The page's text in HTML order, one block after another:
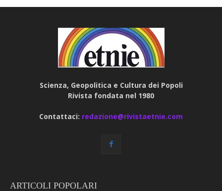
Scienza, Geopolitica e Cultura dei Popoli
Rivista fondata nel 1980
Contattaci: redazione@rivistaetnie.com
ARTICOLI POPOLARI